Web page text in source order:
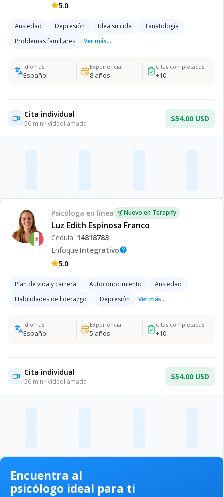
5.0
Ansiedad Depresión Idea suicida
Tanatología
Problemas familiares
Ver más...
Idiomas
Español
Experiencia
8años
Citas completadas
+10
Cita individual
50 min · videollamada
$54.00 USD
Psicóloga en línea Nuevo en Terapify
Luz Edith Espinosa Franco
Cédula: 14818783
Enfoque:Integrativohelp
5.0
Plan de vida y carrera Autoconocimiento
Ansiedad
Habilidades de liderazgo
Depresión Ver más...
Idiomas
Español
Experiencia
5 años
Citas completadas
+10
Cita individual
50 min · videollamada
$54.00 USD
Encuentra al
psicólogo ideal para ti